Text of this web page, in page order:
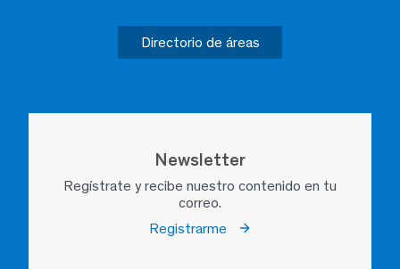
Directorio de áreas
Newsletter
Regístrate y recibe nuestro contenido en tu
correo.
Registrarme